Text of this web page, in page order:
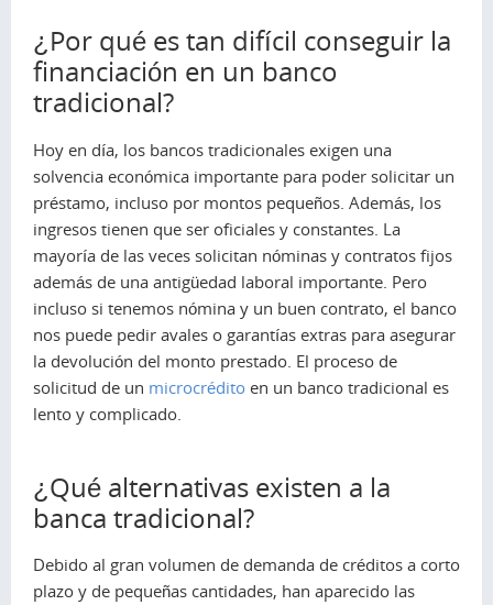
¿Por qué es tan difícil conseguir la
financiación en un banco
tradicional?
Hoy en día, los bancos tradicionales exigen una
solvencia económica importante para poder solicitar un
préstamo, incluso por montos pequeños. Además, los
ingresos tienen que ser oficiales y constantes. La
mayoría de las veces solicitan nóminas y contratos fijos
además de una antigüedad laboral importante. Pero
incluso si tenemos nómina y un buen contrato, el banco
nos puede pedir avales o garantías extras para asegurar
la devolución del monto prestado. El proceso de
solicitud de un microcrédito en un banco tradicional es
lento y complicado.
¿Qué alternativas existen a la
banca tradicional?
Debido al gran volumen de demanda de créditos a corto
plazo y de pequeñas cantidades, han aparecido las